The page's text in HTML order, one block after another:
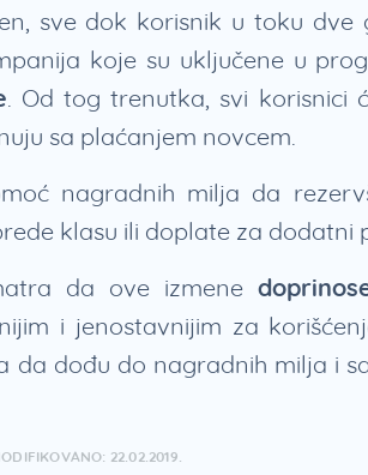
sve dok korisnik u toku dve
koje su uključene u
. Od tog trenutka, svi korisnici
sa plaćanjem novcem.
nagradnih milja da
klasu ili doplate za dodatni
da ove izmene
i jenostavnijim za
da dođu do nagradnih milja i
22.02.2019.